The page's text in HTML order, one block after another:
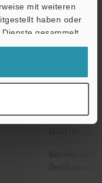
mit weiteren
haben oder
gesammelt
10 bis 55 Hz,
Stunden
Gehäuse:
Manschette/
Support